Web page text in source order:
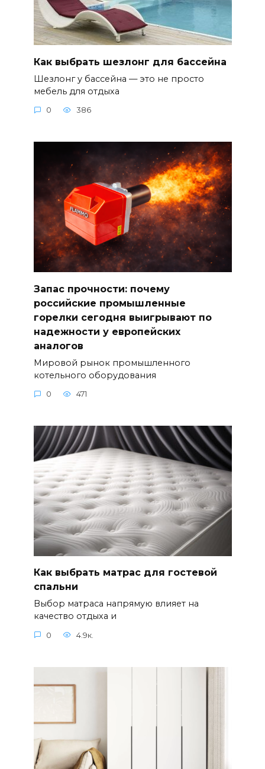
Как выбрать шезлонг для бассейна
Шезлонг у бассейна — это не просто
мебель для отдыха
0 386
Запас прочности: почему
российские промышленные
горелки сегодня выигрывают по
надежности у европейских
аналогов
Мировой рынок промышленного
котельного оборудования
0 471
Как выбрать матрас для гостевой
спальни
Выбор матраса напрямую влияет на
качество отдыха и
0 4.9к.